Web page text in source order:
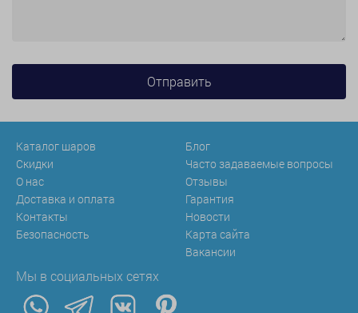
Каталог шаров
Скидки
О нас
Доставка и оплата
Контакты
Безопасность
Блог
Часто задаваемые вопросы
Отзывы
Гарантия
Новости
Карта сайта
Вакансии
Мы в социальных сетях